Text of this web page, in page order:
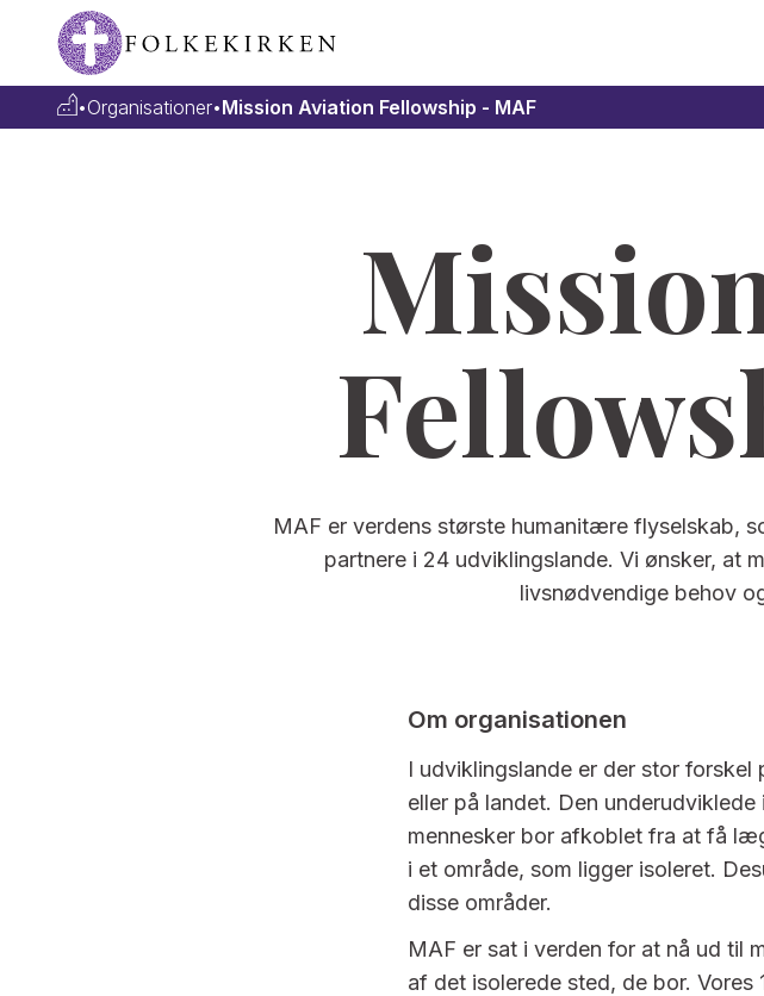
•Organisationer•Mission Aviation Fellowship - MAF
MAF er verdens største humanitære flyselskab,
partnere i 24 udviklingslande. Vi ønsker, at
livsnødvendige behov
Om organisationen
I udviklingslande er der stor
eller på landet. Den
mennesker bor afkoblet fra at få
i et område, som ligger isoleret.
disse områder.
MAF er sat i verden for at nå ud til
af det isolerede sted, de bor.